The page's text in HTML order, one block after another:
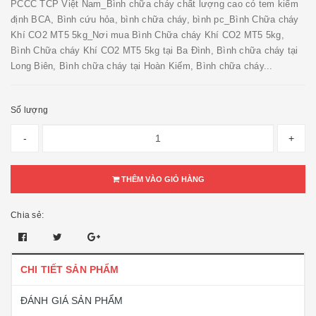
PCCC TCP Việt Nam_Bình chữa cháy chất lượng cao có tem kiểm
định BCA, Bình cứu hỏa, bình chữa cháy, bình pc_Bình Chữa cháy
Khí CO2 MT5 5kg_Nơi mua Bình Chữa cháy Khí CO2 MT5 5kg,
Bình Chữa cháy Khí CO2 MT5 5kg tại Ba Đình, Bình chữa cháy tại
Long Biên, Bình chữa cháy tại Hoàn Kiếm, Bình chữa cháy...
Số lượng
- +
THÊM VÀO GIỎ HÀNG
Chia sẻ:
CHI TIẾT SẢN PHẨM
ĐÁNH GIÁ SẢN PHẨM